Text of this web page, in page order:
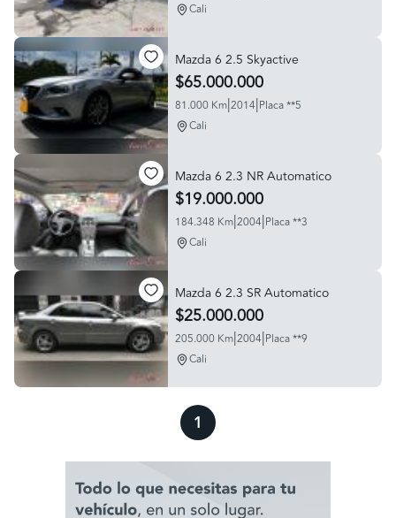
Cali
Mazda 6 2.5 Skyactive
$65.000.000
81.000 Km|2014|Placa **5
Cali
Mazda 6 2.3 NR Automatico
$19.000.000
184.348 Km|2004|Placa **3
Cali
Mazda 6 2.3 SR Automatico
$25.000.000
205.000 Km|2004|Placa **9
Cali
1